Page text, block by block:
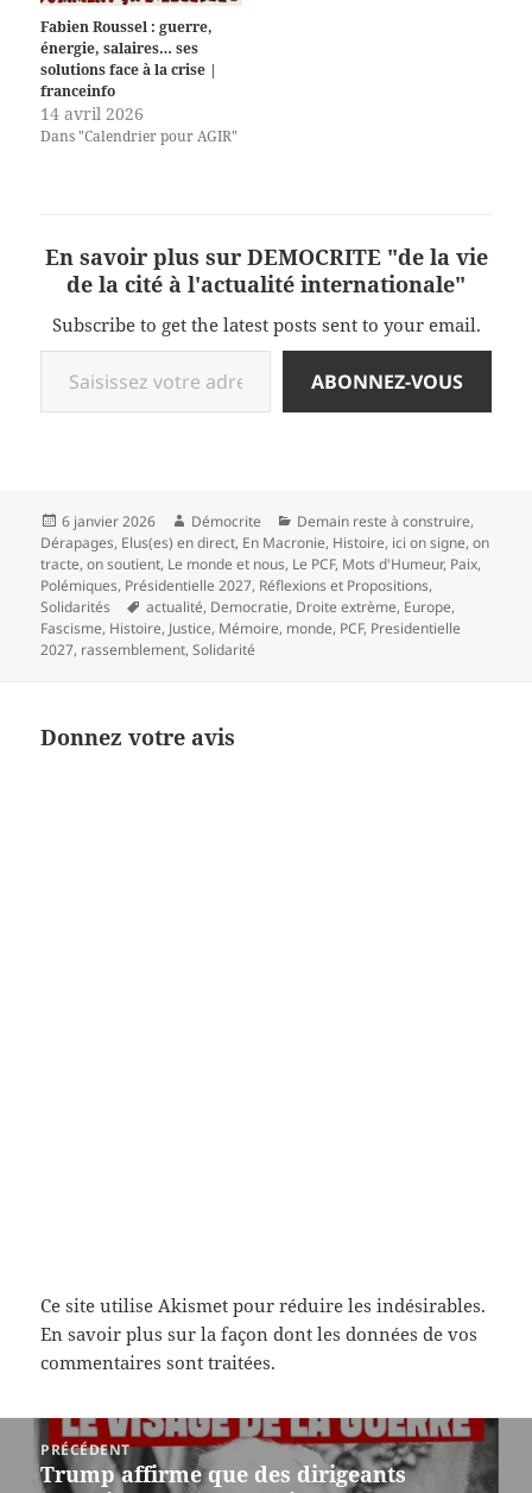
Fabien Roussel : guerre,
énergie, salaires… ses
solutions face à la crise |
franceinfo
14 avril 2026
Dans "Calendrier pour AGIR"
En savoir plus sur DEMOCRITE "de la vie
de la cité à l'actualité internationale"
Subscribe to get the latest posts sent to your email.
Saisissez votre adresse e-mail…
ABONNEZ-VOUS
Publié
le
6 janvier 2026 Auteur
Démocrite Catégories
Demain reste à construire,
Dérapages, Elus(es) en direct, En Macronie, Histoire, ici on signe, on
tracte, on soutient, Le monde et nous, Le PCF, Mots d'Humeur, Paix,
Polémiques, Présidentielle 2027, Réflexions et Propositions,
Solidarités
Mots-
clés
actualité, Democratie, Droite extrème, Europe,
Fascisme, Histoire, Justice, Mémoire, monde, PCF, Presidentielle
2027, rassemblement,Solidarité
Donnez votre avis
Ce site utilise Akismet pour réduire les indésirables.
En savoir plus sur la façon dont les données de vos
commentaires sont traitées.
Navigation
PRÉCÉDENT
Article
Trump affirme que des dirigeants